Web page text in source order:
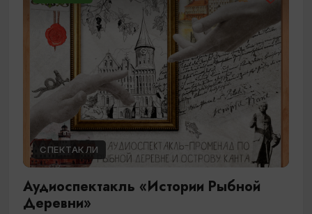
СПЕКТАКЛИ
Аудиоспектакль «Истории Рыбной
Деревни»